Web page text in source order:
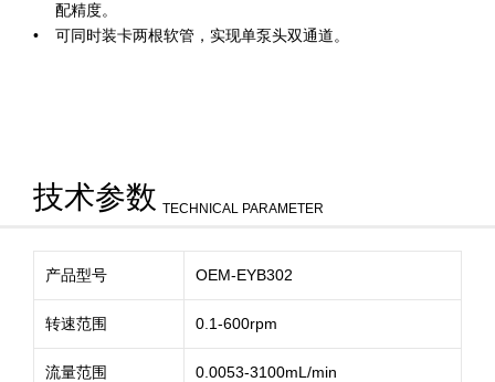
配精度。
可同时装卡两根软管，实现单泵头双通道。
技术参数 TECHNICAL PARAMETER
产品型号 OEM-EYB302
转速范围 0.1-600rpm
流量范围 0.0053-3100mL/min